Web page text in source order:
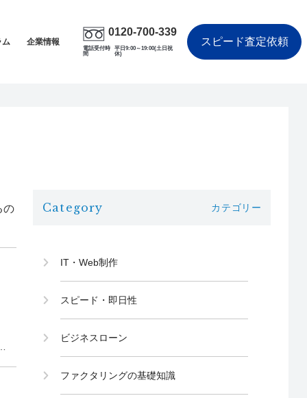
ム 企業情報
0120-700-339
電話受付時
間
平日9:00～19:00(土日祝
休)
スピード査定依頼
の
金
Category カテゴリー
IT・Web制作
スピード・即日性
ビジネスローン
ファクタリングの基礎知識